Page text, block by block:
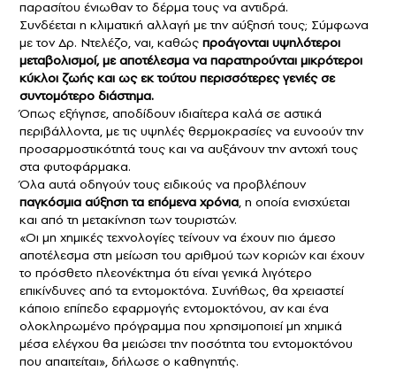
παρασίτου ένιωθαν το δέρμα τους να αντιδρά.
Συνδέεται η κλιματική αλλαγή με την αύξησή τους; Σύμφωνα
με τον Δρ. Ντελέζο, ναι, καθώς προάγονται υψηλότεροι
μεταβολισμοί, με αποτέλεσμα να παρατηρούνται μικρότεροι
κύκλοι ζωής και ως εκ τούτου περισσότερες γενιές σε
συντομότερο διάστημα.
Όπως εξήγησε, αποδίδουν ιδιαίτερα καλά σε αστικά
περιβάλλοντα, με τις υψηλές θερμοκρασίες να ευνοούν την
προσαρμοστικότητά τους και να αυξάνουν την αντοχή τους
στα φυτοφάρμακα.
Όλα αυτά οδηγούν τους ειδικούς να προβλέπουν
παγκόσμια αύξηση τα επόμενα χρόνια, η οποία ενισχύεται
και από τη μετακίνηση των τουριστών.
«Οι μη χημικές τεχνολογίες τείνουν να έχουν πιο άμεσο
αποτέλεσμα στη μείωση του αριθμού των κοριών και έχουν
το πρόσθετο πλεονέκτημα ότι είναι γενικά λιγότερο
επικίνδυνες από τα εντομοκτόνα. Συνήθως, θα χρειαστεί
κάποιο επίπεδο εφαρμογής εντομοκτόνου, αν και ένα
ολοκληρωμένο πρόγραμμα που χρησιμοποιεί μη χημικά
μέσα ελέγχου θα μειώσει την ποσότητα του εντομοκτόνου
που απαιτείται», δήλωσε ο καθηγητής.